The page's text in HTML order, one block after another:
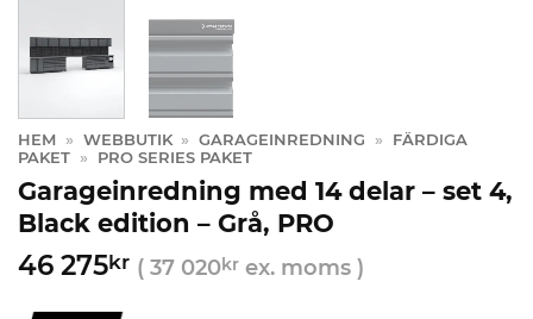
HEM » WEBBUTIK » GARAGEINREDNING »
FÄRDIGA
PAKET » PRO SERIES PAKET
Garageinredning med 14 delar – set 4,
Black edition – Grå, PRO
46 275kr ( 37 020kr ex. moms )